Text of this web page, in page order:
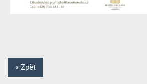
« Zpět